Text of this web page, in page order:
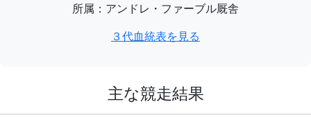
所属：アンドレ・ファーブル厩舎
３代血統表を見る
主な競走結果